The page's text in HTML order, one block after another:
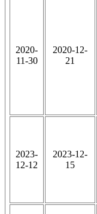
2020-
11-30
2020-12-
21
2023-
12-12
2023-12-
15